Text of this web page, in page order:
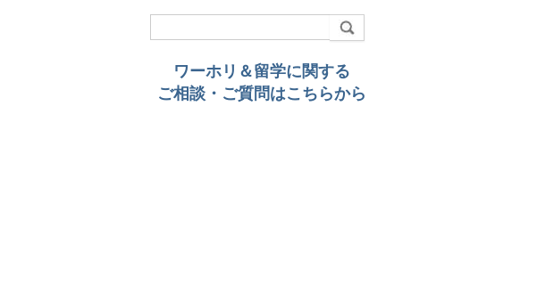
ワーホリ＆留学に関する
ご相談・ご質問はこちらから